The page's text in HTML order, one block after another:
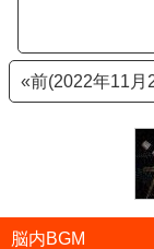
«前(2022年11月
脳内BGM